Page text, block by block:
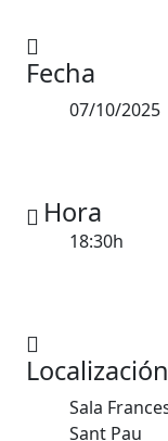
Fecha
07/10/2025
Hora
18:30h
Localización
Sala
Sant Pau